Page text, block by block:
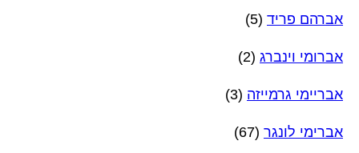
אברהם פריד (5)
אברומי וינברג (2)
אבריימי גרמייזה (3)
אברימי לונגר (67)